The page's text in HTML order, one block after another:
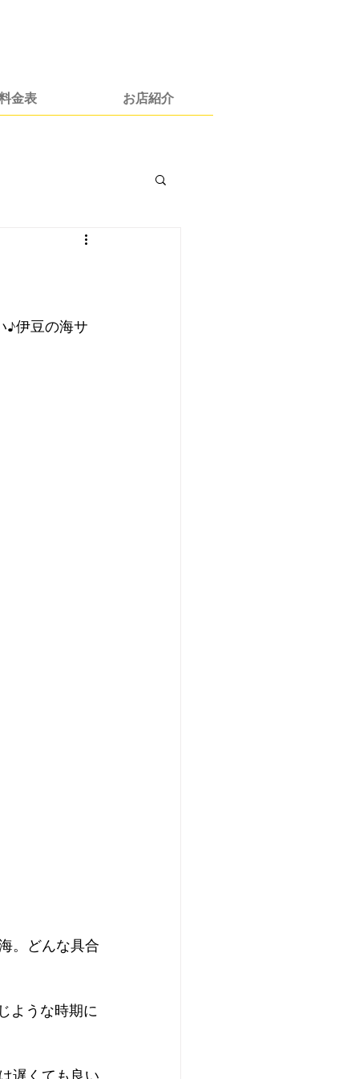
金表 お店紹介
♪伊豆の海サ
。どんな具合
ような時期に
遅くても良い